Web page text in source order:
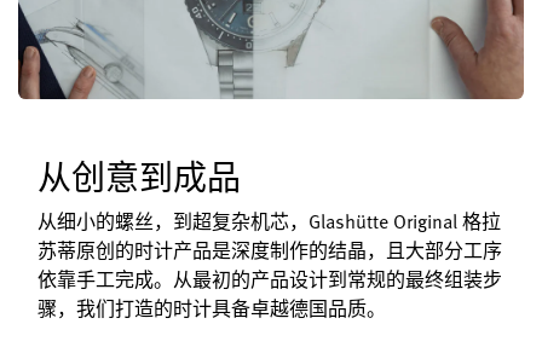
从创意到成品
从细小的螺丝，到超复杂机芯，Glashütte Original 格拉
苏蒂原创的时计产品是深度制作的结晶，且大部分工序
依靠手工完成。从最初的产品设计到常规的最终组装步
骤，我们打造的时计具备卓越德国品质。